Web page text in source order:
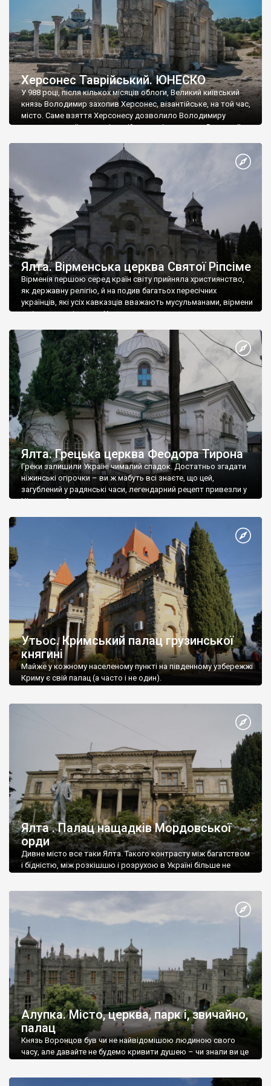
Херсонес Таврійський. ЮНЕСКО
У 988 році, після кількох місяців облоги, Великий київський
князь Володимир захопив Херсонес, візантійське, на той час,
місто. Саме взяття Херсонесу дозволило Володимиру
диктувати свої умови візантійському імператору Василю ІІ, та
Херсонесі Володимир-язичник, став Василем-християнином.
А потім було Хрещення Русі. На честь Херсонесу Таврійського
Ялта. Вірменська церква Святої Ріпсіме
Вірменія першою серед країн світу прийняла християнство,
як державну релігію, й на подив багатьох пересічних
українців, які усіх кавказців вважають мусульманами, вірмени
є відданими вірянами Христа
Ялта. Грецька церква Феодора Тирона
Греки залишили Україні чималий спадок. Достатньо згадати
ніжинські огірочки – ви ж мабуть всі знаєте, що цей,
загублений у радянські часи, легендарний рецепт привезли у
Ніжин греки?
Утьос. Кримський палац грузинської
княгині
Майже у кожному населеному пункті на південному узбережжі
Криму є свій палац (а часто і не один).
Ялта . Палац нащадків Мордовської
орди
Дивне місто все таки Ялта. Такого контрасту між багатством
і бідністю, між розкішшю і розрухою в Україні більше не
Алупка. Місто, церква, парк і, звичайно,
палац
Князь Воронцов був чи не найвідомішою людиною свого
часу, але давайте не будемо кривити душею – чи знали ви це